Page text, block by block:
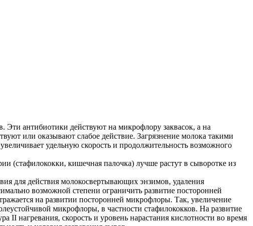
антибиотики действуют на микрофлору заквасок, а на
или оказывают слабое действие. Загрязнение молока такими
удельную скорость и продолжительность возможного
(стафилококки, кишечная палочка) лучше растут в сыворотке из
для действия молокосвертывающих энзимов, удаления
возможной степени ограничить развитие посторонней
на развитии посторонней микрофлоры. Так, увеличение
микрофлоры, в частности стафилококков. На развитие
нагревания, скорость и уровень нарастания кислотности во время